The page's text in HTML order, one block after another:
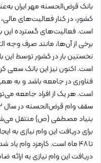
بانک قرض‌الحسنه مهر ایران
کشور، در کنار فعالیت‌های
است. فعالیت‌های گسترده این
برخی از آن‌ها، مانند صرف وجه
نخستین بار در کشور توسط این
است. اکنون نیز این بانک سعی
فناوری در جامعه باشد و به
بنیاد مصطفی (ص) منتقل می‌شود
تا ۴۸ ماه است. کارمزد وام
دریافت این وام نیازی به ارائه